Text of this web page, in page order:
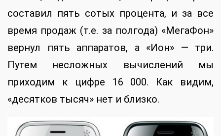
составил пять сотых процента, и за все
время продаж (т.е. за полгода) «МегаФон»
вернул пять аппаратов, а «Ион» — три.
Путем несложных вычислений мы
приходим к цифре 16 000. Как видим,
«десятков тысяч» нет и близко.